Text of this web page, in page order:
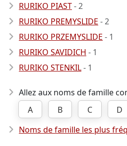
RURIKO PIAST- 2
RURIKO PREMYSLIDE - 2
RURIKO PRZEMYSLIDE - 1
RURIKO SAVIDICH - 1
RURIKO STENKIL- 1
Allez aux noms de famille
A
B C D
Noms de famille les plus